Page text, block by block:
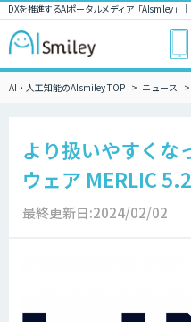
DXを推進するAIポータルメディア「AIsmiley」
AI・人工知能のAIsmiley TOP ニュース
より扱いやすくな
ウェア MERLIC
最終更新日:2024/02/02